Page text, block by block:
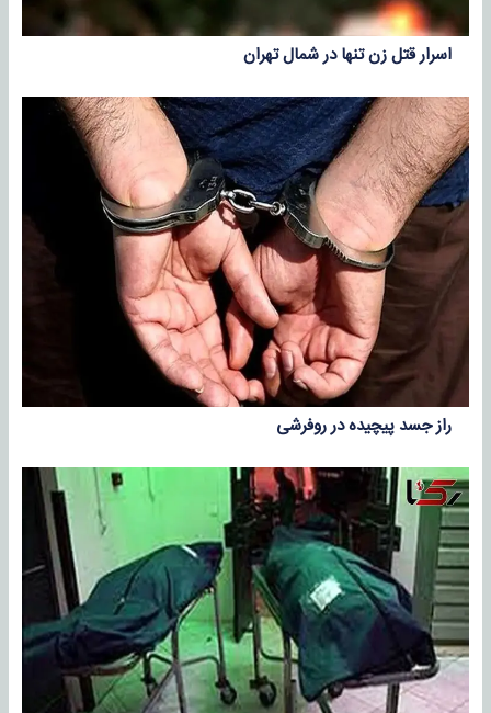
اسرار قتل زن تنها در شمال تهران
راز جسد پیچیده در روفرشی